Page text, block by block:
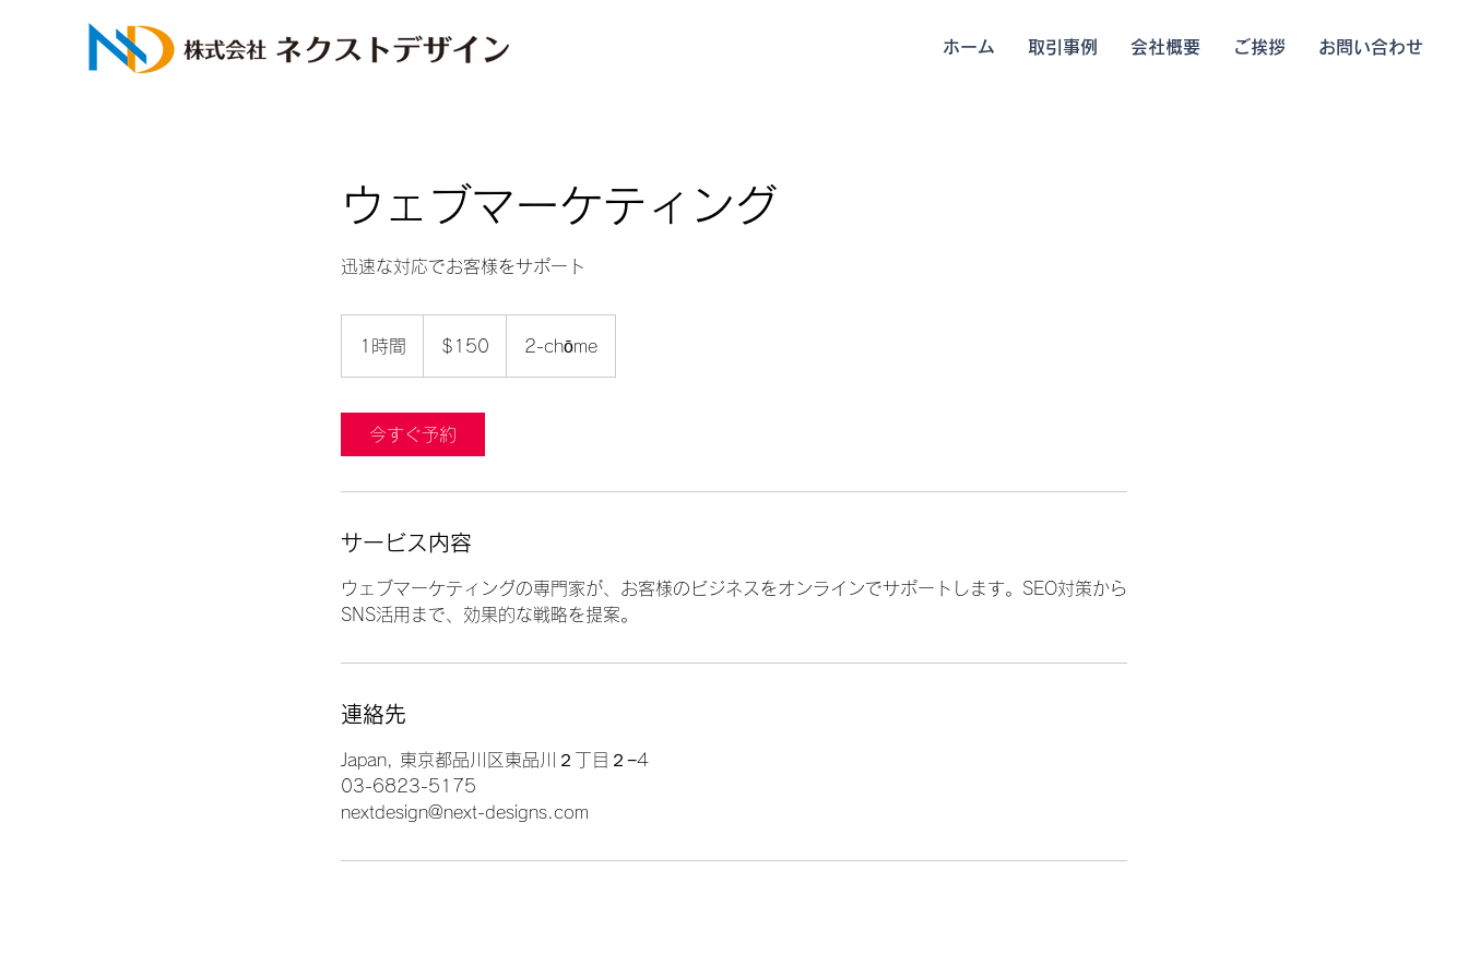
ホーム 取引事例 会社概要 ご挨拶 お問い合わせ
ウェブマーケティング
迅速な対応でお客様をサポート
1時間 $150 2-chōme
今すぐ予約
サービス内容
ウェブマーケティングの専門家が、お客様のビジネスをオンラインでサポートします。SEO対策から
SNS活用まで、効果的な戦略を提案。
連絡先
Japan, 東京都品川区東品川２丁目２−4
03-6823-5175
nextdesign@next-designs.com